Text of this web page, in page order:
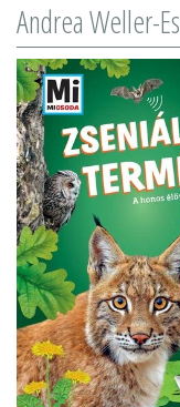
Andrea Weller-